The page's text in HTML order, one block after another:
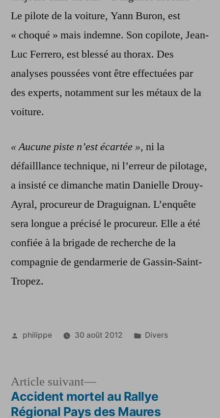
Le pilote de la voiture, Yann Buron, est
« choqué » mais indemne. Son copilote, Jean-
Luc Ferrero, est blessé au thorax. Des
analyses poussées vont être effectuées par
des experts, notamment sur les métaux de la
voiture.
« Aucune piste n’est écartée », ni la
défailllance technique, ni l’erreur de pilotage,
a insisté ce dimanche matin Danielle Drouy-
Ayral, procureur de Draguignan. L’enquête
sera longue a précisé le procureur. Elle a été
confiée à la brigade de recherche de la
compagnie de gendarmerie de Gassin-Saint-
Tropez.
Publié
philippe 30 août 2012
Publié
Divers
Navigation
Article suivant
Article
suivant :
Accident mortel au Rallye
Régional Pays des Maures